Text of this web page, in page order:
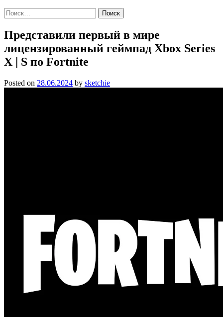
Найти:
Представили первый в мире
лицензированный геймпад Xbox Series
X | S по Fortnite
Posted on 28.06.2024 by sketchie